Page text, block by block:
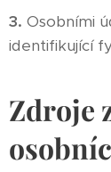
3. Osobními
identifikující
Zdroje